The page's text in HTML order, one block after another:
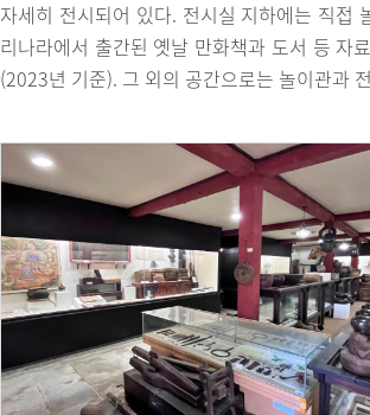
자세히 전시되어 있다. 전시실 지하에는 직접
리나라에서 출간된 옛날 만화책과 도서 등 자
(2023년 기준). 그 외의 공간으로는 놀이관과